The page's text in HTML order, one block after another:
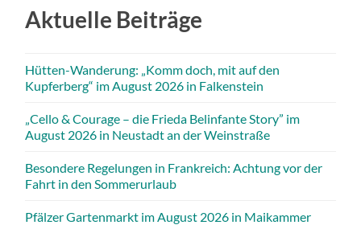
Aktuelle Beiträge
Hütten-Wanderung: „Komm doch, mit auf den
Kupferberg“ im August 2026 in Falkenstein
„Cello & Courage – die Frieda Belinfante Story” im
August 2026 in Neustadt an der Weinstraße
Besondere Regelungen in Frankreich: Achtung vor der
Fahrt in den Sommerurlaub
Pfälzer Gartenmarkt im August 2026 in Maikammer